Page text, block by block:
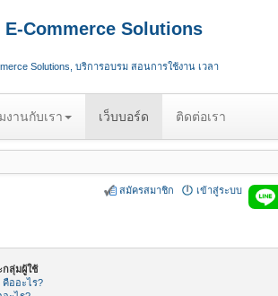
E-Commerce Solutions
Solutions, บริการอบรม สอนการใช้งาน เวลา
งานกับเรา เว็บบอร์ด ติดต่อเรา
เข้าสู่ระบบ
สมัครสมาชิก
กลุ่มผู้ใช้
คืออะไร?